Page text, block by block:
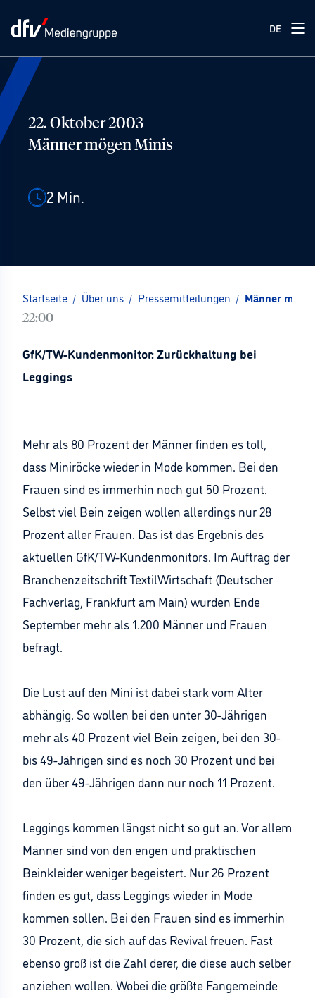
DE
22. Oktober 2003
Männer mögen Minis
2 Min.
Startseite / Über uns / Pressemitteilungen / Männer
22:00
GfK/TW-Kundenmonitor: Zurückhaltung bei
Leggings
Mehr als 80 Prozent der Männer finden es toll,
dass Miniröcke wieder in Mode kommen. Bei den
Frauen sind es immerhin noch gut 50 Prozent.
Selbst viel Bein zeigen wollen allerdings nur 28
Prozent aller Frauen. Das ist das Ergebnis des
aktuellen GfK/TW-Kundenmonitors. Im Auftrag der
Branchenzeitschrift TextilWirtschaft (Deutscher
Fachverlag, Frankfurt am Main) wurden Ende
September mehr als 1.200 Männer und Frauen
befragt.
Die Lust auf den Mini ist dabei stark vom Alter
abhängig. So wollen bei den unter 30-Jährigen
mehr als 40 Prozent viel Bein zeigen, bei den 30-
bis 49-Jährigen sind es noch 30 Prozent und bei
den über 49-Jährigen dann nur noch 11 Prozent.
Leggings kommen längst nicht so gut an. Vor allem
Männer sind von den engen und praktischen
Beinkleider weniger begeistert. Nur 26 Prozent
finden es gut, dass Leggings wieder in Mode
kommen sollen. Bei den Frauen sind es immerhin
30 Prozent, die sich auf das Revival freuen. Fast
ebenso groß ist die Zahl derer, die diese auch selber
anziehen wollen. Wobei die größte Fangemeinde